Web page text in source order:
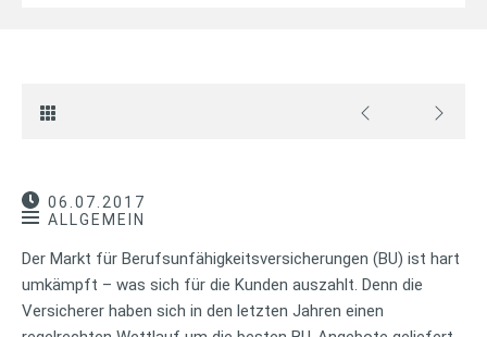
06.07.2017
ALLGEMEIN
Der Markt für Berufsunfähigkeitsversicherungen (BU) ist hart
umkämpft – was sich für die Kunden auszahlt. Denn die
Versicherer haben sich in den letzten Jahren einen